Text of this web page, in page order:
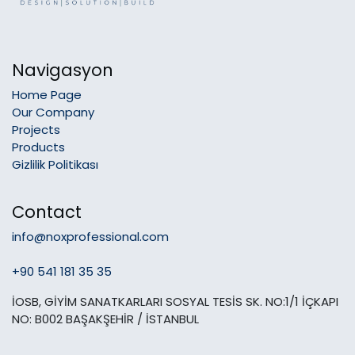
Navigasyon
Home Page
Our Company
Projects
Products
Gizlilik Politikası
Contact
info@noxprofessional.com
+90 541 181 35 35
İOSB, GİYİM SANATKARLARI SOSYAL TESİS SK. NO:1/1 İÇKAPI
NO: B002 BAŞAKŞEHİR / İSTANBUL